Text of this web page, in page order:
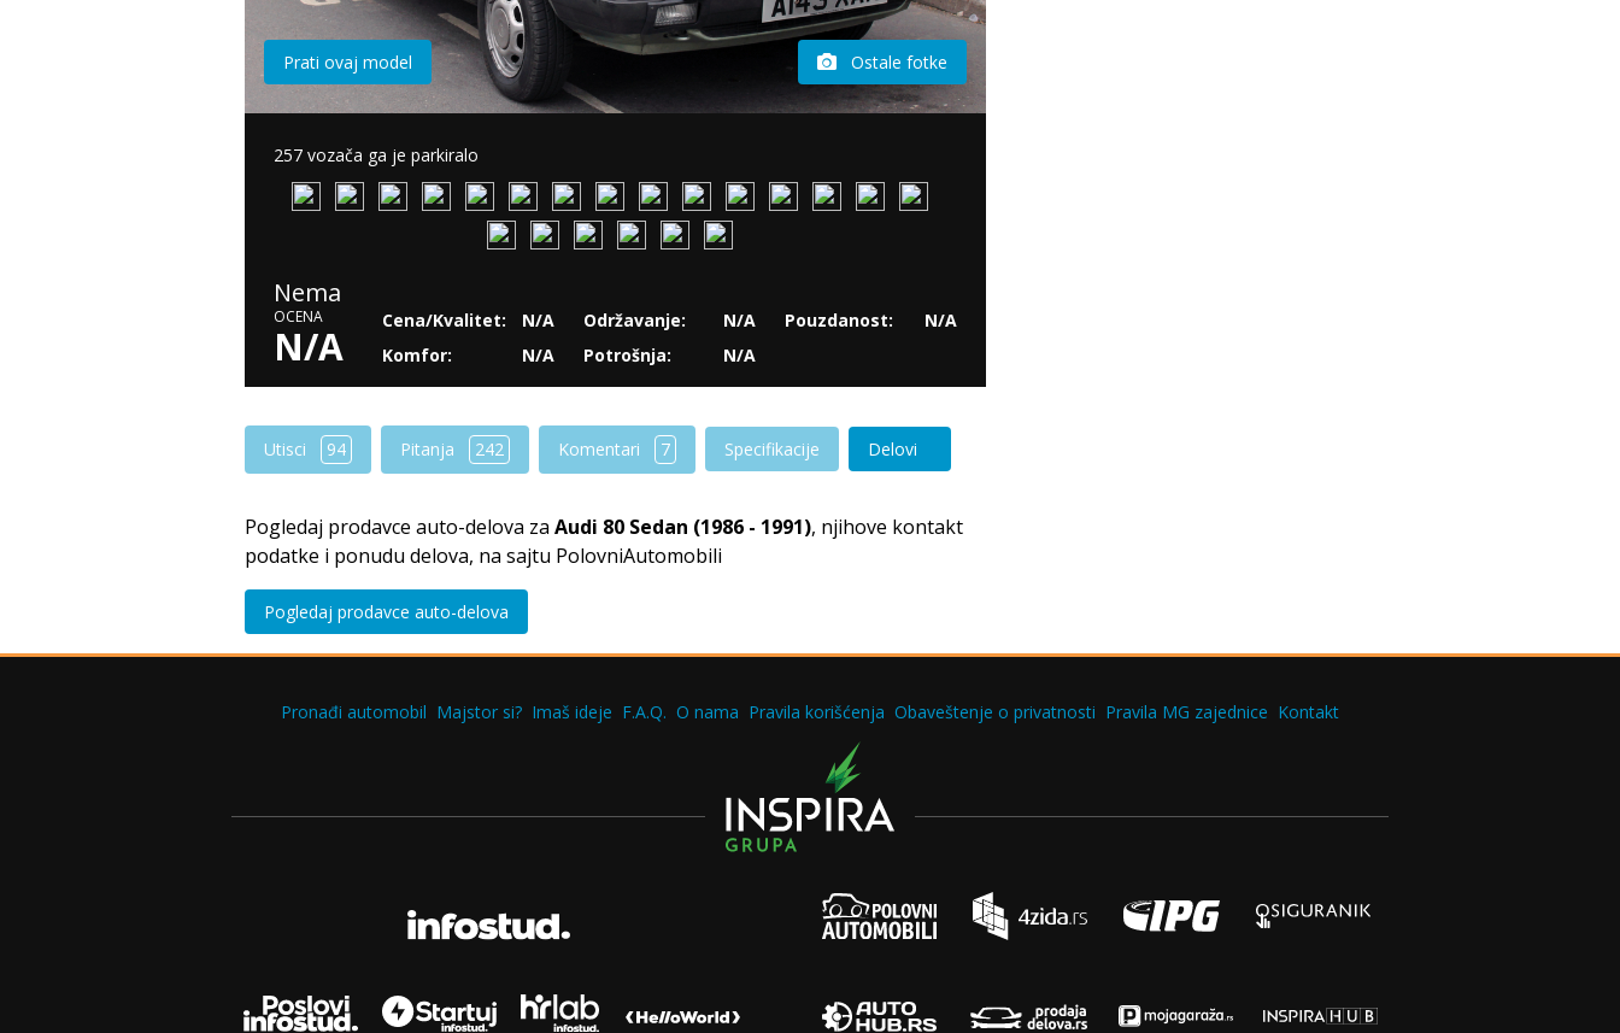
Prati ovaj model Ostale fotke
257 vozača ga je parkiralo
Nema
OCENA
N/A
Cena/Kvalitet:
N/A
Komfor:
N/A
Održavanje:
N/A
Potrošnja:
N/A
Pouzdanost: N/A
Utisci 94 Pitanja 242 Komentari 7 Specifikacije Delovi
Pogledaj prodavce auto-delova za Audi 80 Sedan (1986 - 1991), njihove kontakt
podatke i ponudu delova, na sajtu PolovniAutomobili
Pogledaj prodavce auto-delova
Pronađi automobil Majstor si? Imaš ideje F.A.Q. O nama Pravila korišćenja Obaveštenje o privatnosti Pravila MG zajednice Kontakt